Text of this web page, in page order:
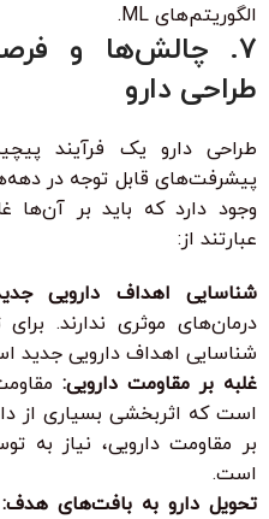
الگوریتم‌های ML.
7. چالش‌ها و
طراحی دارو
طراحی دارو یک فرآیند
پیشرفت‌های قابل توجه در
وجود دارد که باید بر آن‌ها
عبارتند از:
شناسایی اهداف دارویی
درمان‌های موثری ندارند.
شناسایی اهداف دارویی جدید
غلبه بر مقاومت دارویی:
است که اثربخشی بسیاری از
بر مقاومت دارویی، نیاز به
است.
تحویل دارو به بافت‌های هدف: